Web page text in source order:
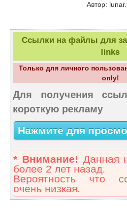
Автор:
Ссылки на файлы для
links
Только для личного
only!
Для получения
короткую рекламу
Нажмите для
* Внимание! Данная
более 2 лет назад.
Вероятность что
очень низкая.